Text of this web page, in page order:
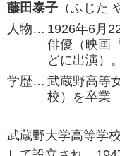
藤田泰子 （ふじた
人物… 1926年6月
俳優（映画
どに出演）。
学歴… 武蔵野高等
校）を卒業
武蔵野大学高等学